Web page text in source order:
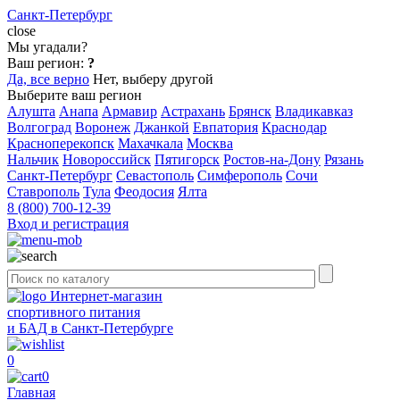
Санкт-Петербург
close
Мы угадали?
Ваш регион: ?
Да, все верно Нет, выберу другой
Выберите ваш регион
Алушта Анапа Армавир Астрахань Брянск Владикавказ
Волгоград Воронеж Джанкой Евпатория Краснодар
Красноперекопск Махачкала Москва
Нальчик Новороссийск Пятигорск Ростов-на-Дону Рязань
Санкт-Петербург Севастополь Симферополь Сочи
Ставрополь Тула Феодосия Ялта
8 (800) 700-12-39
Вход и регистрация
Интернет-магазин
спортивного питания
и БАД в Санкт-Петербурге
0
0
Главная